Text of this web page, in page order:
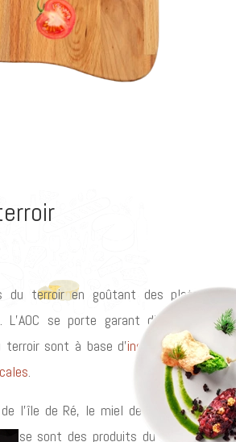
du terroir en goûtant des plats d’une
. L’AOC se porte garant d’un produit du
terroir sont à base d’ingrédientsfigurant
.
l’île de Ré, le miel de Corse, le poulet
sont des produits du terroir. Visitez